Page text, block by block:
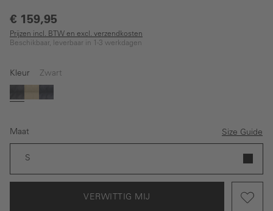
€ 159,95
Prijzen incl. BTW en excl. verzendkosten
Beschikbaar, leverbaar in 1-3 werkdagen
Kleur Zwart
ZwartBruinDonkerblauw
Maat Size Guide
S
VERWITTIG MIJ